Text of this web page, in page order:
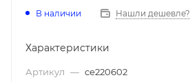
В наличии Нашли дешевле?
Характеристики
Артикул — се220602